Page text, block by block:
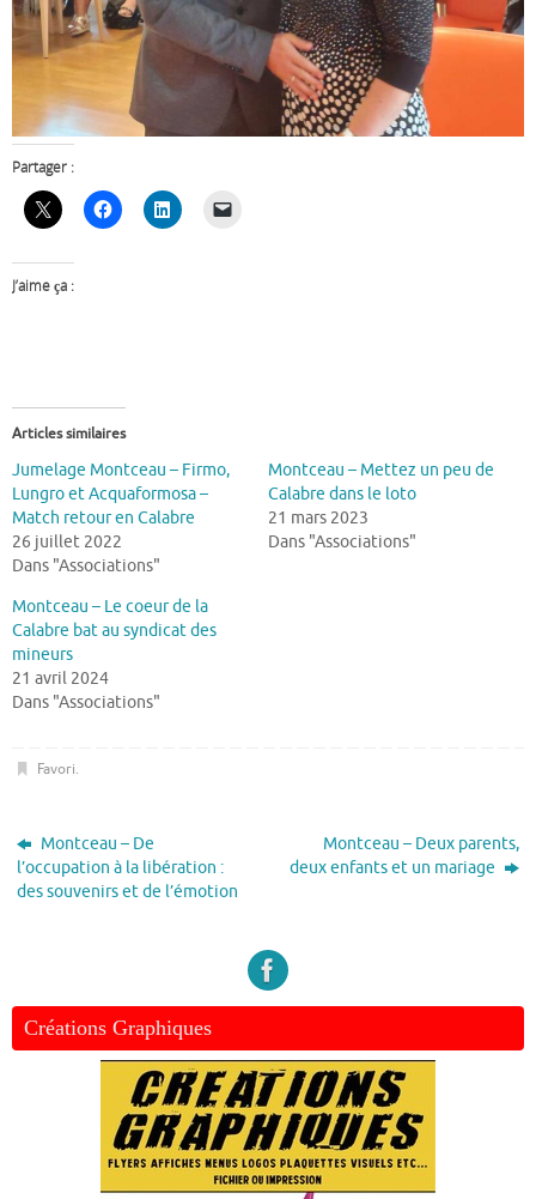
Partager :
J’aime ça :
Articles similaires
Jumelage Montceau – Firmo,
Lungro et Acquaformosa –
Match retour en Calabre
26 juillet 2022
Dans "Associations"
Montceau – Mettez un peu de
Calabre dans le loto
21 mars 2023
Dans "Associations"
Montceau – Le coeur de la
Calabre bat au syndicat des
mineurs
21 avril 2024
Dans "Associations"
Favori.
Montceau – De
l’occupation à la libération :
des souvenirs et de l’émotion
Montceau – Deux parents,
deux enfants et un mariage
Créations Graphiques